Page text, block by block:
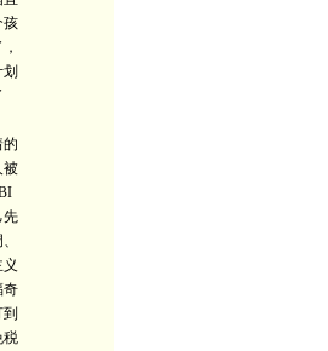
孩
的
被
先
奇
税